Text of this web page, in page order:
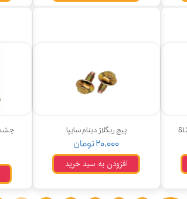
پیچ ریگلاژ دینام سایپا
۲۰,۰۰۰ تومان
افزودن به سبد خرید